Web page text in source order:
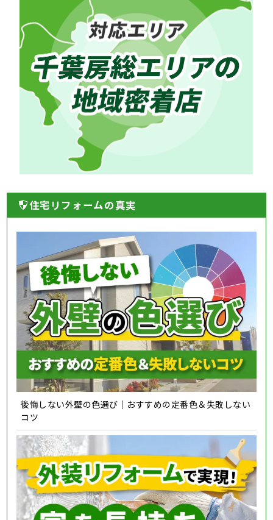
住宅リフォームの真実
後悔しない外壁の色選び｜おすすめの定番色＆失敗しない
コツ